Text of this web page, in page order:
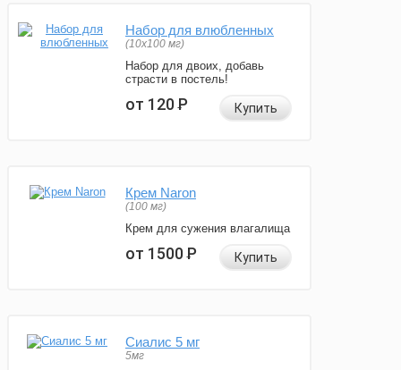
Набор для влюбленных
(10х100 мг)
Набор для двоих, добавь
страсти в постель!
от 120Р Купить
Крем Naron
(100 мг)
Крем для сужения влагалища
от 1500Р Купить
Сиалис 5 мг
5мг